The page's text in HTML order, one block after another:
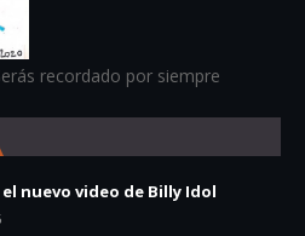
recordado por siempre
el nuevo video de Billy Idol